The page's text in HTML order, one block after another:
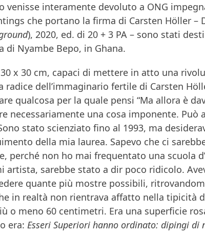
venisse interamente devoluto a ONG
che portano la firma di Carsten Höller –
), 2020, ed. di 20 + 3 PA – sono stati
di Nyambe Bepo, in Ghana.
x 30 cm, capaci di mettere in atto una
radice dell’immaginario fertile di Carsten
qualcosa per la quale pensi “Ma allora è
necessariamente una cosa imponente. Può
stato scienziato fino al 1993, ma
della mia laurea. Sapevo che ci
perché non ho mai frequentato una scuola
artista, sarebbe stato a dir poco ridicolo.
quante più mostre possibili,
in realtà non rientrava affatto nella tipicità
o meno 60 centimetri. Era una superficie
era: Esseri Superiori hanno ordinato: dipingi di